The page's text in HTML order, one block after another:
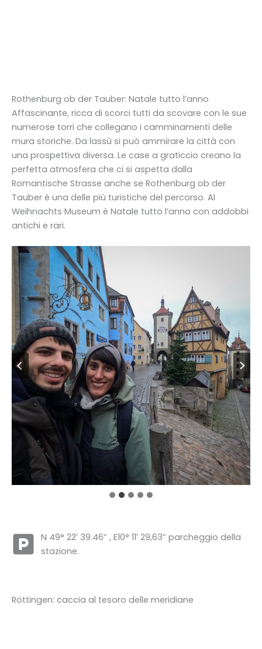
Rothenburg ob der Tauber: Natale tutto l’anno
Affascinante, ricca di scorci tutti da scovare con le sue
numerose torri che collegano i camminamenti delle
mura storiche. Da lassù si può ammirare la città con
una prospettiva diversa. Le case a graticcio creano la
perfetta atmosfera che ci si aspetta dalla
Romantische Strasse anche se Rothenburg ob der
Tauber è una delle più turistiche del percorso. Al
Weihnachts Museum è Natale tutto l’anno con addobbi
antichi e rari.
N 49° 22′ 39.46” , E10° 11′ 29,63” parcheggio della
stazione.
Röttingen: caccia al tesoro delle meridiane